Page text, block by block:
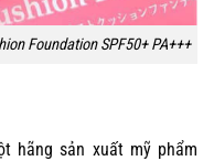
Foundation SPF50+ PA+++
hãng sản xuất mỹ phẩm